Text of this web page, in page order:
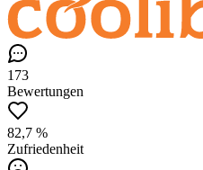
173
Bewertungen
82,7 %
Zufriedenheit